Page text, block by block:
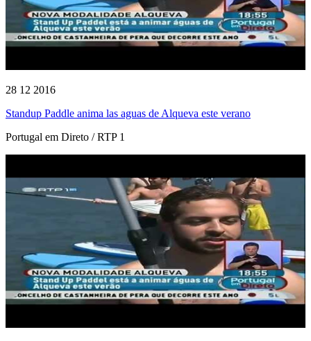
28 12 2016
Standup Paddle anima las aguas de Alqueva este verano
Portugal em Direto / RTP 1